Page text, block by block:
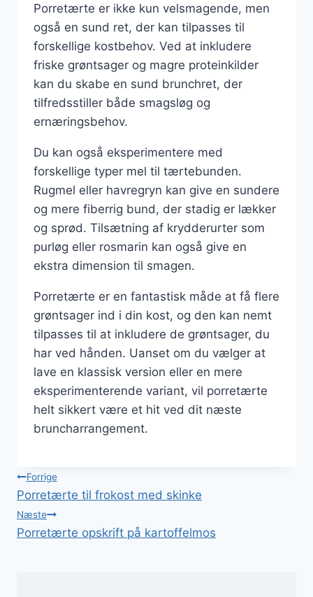
Porretærte er ikke kun velsmagende, men
også en sund ret, der kan tilpasses til
forskellige kostbehov. Ved at inkludere
friske grøntsager og magre proteinkilder
kan du skabe en sund brunchret, der
tilfredsstiller både smagsløg og
ernæringsbehov.
Du kan også eksperimentere med
forskellige typer mel til tærtebunden.
Rugmel eller havregryn kan give en sundere
og mere fiberrig bund, der stadig er lækker
og sprød. Tilsætning af krydderurter som
purløg eller rosmarin kan også give en
ekstra dimension til smagen.
Porretærte er en fantastisk måde at få flere
grøntsager ind i din kost, og den kan nemt
tilpasses til at inkludere de grøntsager, du
har ved hånden. Uanset om du vælger at
lave en klassisk version eller en mere
eksperimenterende variant, vil porretærte
helt sikkert være et hit ved dit næste
bruncharrangement.
Indlægsnavigation
Forrige
Porretærte til frokost med skinke
Næste
Porretærte opskrift på kartoffelmos